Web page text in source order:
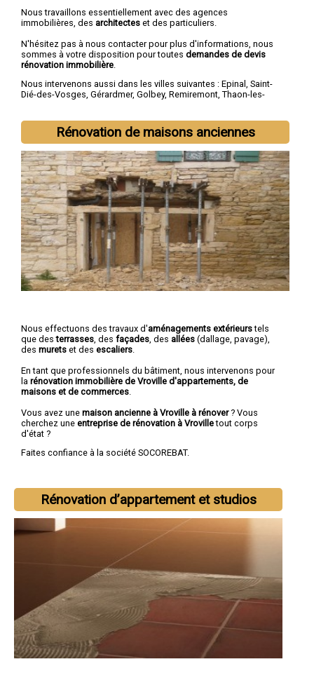
Nous travaillons essentiellement avec des agences
immobilières, des architectes et des particuliers.
N'hésitez pas à nous contacter pour plus d'informations, nous
sommes à votre disposition pour toutes demandes de devis
rénovation immobilière
Nous intervenons aussi dans les villes suivantes : Epinal , Saint-
Dié-des-Vosges, Gérardmer, Golbey, Remiremont, Thaon-les-
Rénovation de maisons anciennes
Nous effectuons des travaux d'aménagements extérieurstels
que desterrasses , des façades , des allées (dallage, pavage),
des murets et des escaliers
En tant que professionnels du bâtiment, nous intervenons pour
la rénovation immobilière de Vroville d'appartements, de
maisons et de commerces
Vous avez une maison ancienne à Vroville à rénover? Vous
cherchez une entreprise de rénovation à Vrovilletout corps
d'état ?
Faites confiance à la société SOCOREBAT.
Rénovation d’appartement et studios